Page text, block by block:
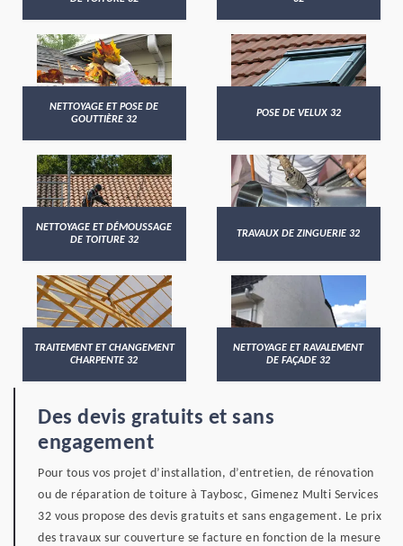
NETTOYAGE ET POSE DE
GOUTTIÈRE 32
POSE DE VELUX 32
NETTOYAGE ET DÉMOUSSAGE
DE TOITURE 32
TRAVAUX DE ZINGUERIE 32
TRAITEMENT ET CHANGEMENT
CHARPENTE 32
NETTOYAGE ET RAVALEMENT
DE FAÇADE 32
Des devis gratuits et sans
engagement
Pour tous vos projet d’installation, d’entretien, de rénovation
ou de réparation de toiture à Taybosc, Gimenez Multi Services
32 vous propose des devis gratuits et sans engagement. Le prix
des travaux sur couverture se facture en fonction de la mesure